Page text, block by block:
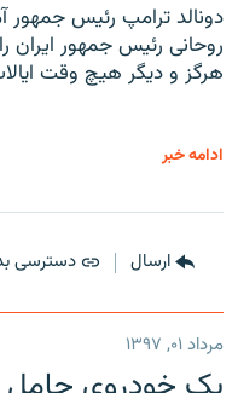
دونالد ترامپ رئیس جمهور
روحانی رئیس جمهور ایران
هرگز و دیگر هیچ وقت
ادامه خبر
ارسال دسترسی
مرداد ۰۱, ۱۳۹۷